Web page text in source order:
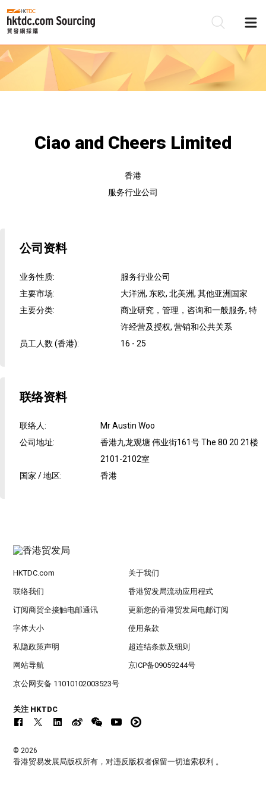
Ciao and Cheers Limited
香港
服务行业公司
公司资料
业务性质:
服务行业公司
主要市场:
大洋洲, 东欧, 北美洲, 其他亚洲国家
主要分类:
商业研究，管理，咨询和一般服务, 特
许经营及授权, 营销和公共关系
员工人数 (香港): 16 - 25
联络资料
联络人:
Mr Austin Woo
公司地址:
香港九龙观塘 伟业街161号 The 80 20 21楼
2101-2102室
国家 / 地区: 香港
HKTDC.com 关于我们
联络我们 香港贸发局流动应用程式
订阅商贸全接触电邮通讯 更新您的香港贸发局电邮订阅
字体大小 使用条款
私隐政策声明 超连结条款及细则
网站导航 京ICP备09059244号
京公网安备 11010102003523号
关注 HKTDC
© 2026
香港贸易发展局版权所有，对违反版权者保留一切追索权利 。